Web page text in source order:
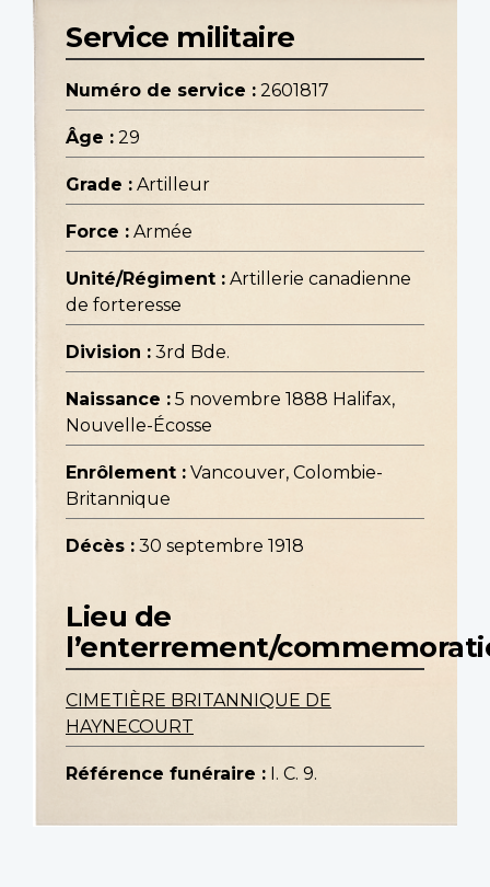
Service militaire
Numéro de service : 2601817
Âge : 29
Grade : Artilleur
Force : Armée
Unité/Régiment : Artillerie canadienne
de forteresse
Division : 3rd Bde.
Naissance : 5 novembre 1888 Halifax,
Nouvelle-Écosse
Enrôlement : Vancouver, Colombie-
Britannique
Décès : 30 septembre 1918
Lieu de
l’enterrement/
CIMETIÈRE BRITANNIQUE DE
HAYNECOURT
Référence funéraire : I. C. 9.